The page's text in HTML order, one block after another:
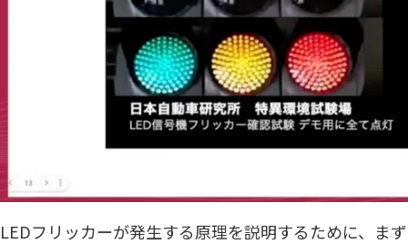
LEDフリッカーが発生する原理を説明するために、ま